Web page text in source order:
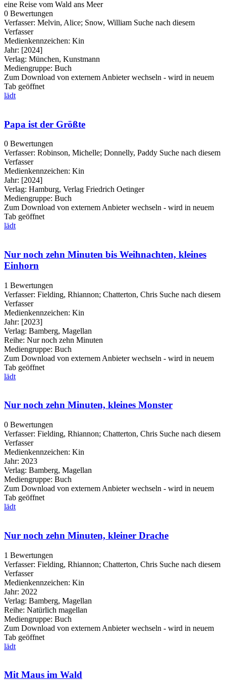
eine Reise vom Wald ans Meer
0 Bewertungen
Verfasser: Melvin, Alice; Snow, William Suche nach diesem
Verfasser
Medienkennzeichen: Kin
Jahr: [2024]
Verlag: München, Kunstmann
Mediengruppe: Buch
Zum Download von externem Anbieter wechseln - wird in neuem
Tab geöffnet
lädt
Papa ist der Größte
0 Bewertungen
Verfasser: Robinson, Michelle; Donnelly, Paddy Suche nach diesem
Verfasser
Medienkennzeichen: Kin
Jahr: [2024]
Verlag: Hamburg, Verlag Friedrich Oetinger
Mediengruppe: Buch
Zum Download von externem Anbieter wechseln - wird in neuem
Tab geöffnet
lädt
Nur noch zehn Minuten bis Weihnachten, kleines
Einhorn
1 Bewertungen
Verfasser: Fielding, Rhiannon; Chatterton, Chris Suche nach diesem
Verfasser
Medienkennzeichen: Kin
Jahr: [2023]
Verlag: Bamberg, Magellan
Reihe: Nur noch zehn Minuten
Mediengruppe: Buch
Zum Download von externem Anbieter wechseln - wird in neuem
Tab geöffnet
lädt
Nur noch zehn Minuten, kleines Monster
0 Bewertungen
Verfasser: Fielding, Rhiannon; Chatterton, Chris Suche nach diesem
Verfasser
Medienkennzeichen: Kin
Jahr: 2023
Verlag: Bamberg, Magellan
Mediengruppe: Buch
Zum Download von externem Anbieter wechseln - wird in neuem
Tab geöffnet
lädt
Nur noch zehn Minuten, kleiner Drache
1 Bewertungen
Verfasser: Fielding, Rhiannon; Chatterton, Chris Suche nach diesem
Verfasser
Medienkennzeichen: Kin
Jahr: 2022
Verlag: Bamberg, Magellan
Reihe: Natürlich magellan
Mediengruppe: Buch
Zum Download von externem Anbieter wechseln - wird in neuem
Tab geöffnet
lädt
Mit Maus im Wald